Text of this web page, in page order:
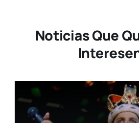
Noticias Que